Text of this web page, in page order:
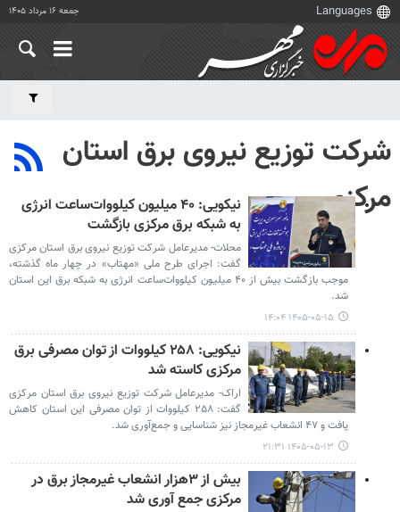
جمعه ۱۶ مرداد ۱۴۰۵
شرکت توزیع نیروی برق استان
مرکزی
نیکویی: ۴۰ میلیون کیلووات‌ساعت انرژی
به شبکه برق مرکزی بازگشت
محلات- مدیرعامل شرکت توزیع نیروی برق استان مرکزی
گفت: اجرای طرح ملی «مهتاب» در چهار ماه گذشته،
موجب بازگشت بیش از ۴۰ میلیون کیلووات‌ساعت انرژی به شبکه برق این استان
شد.
۱۴۰۵-۰۵-۱۵ ۱۴:۰۴
نیکویی: ۲۵۸ کیلووات از توان مصرفی برق
مرکزی کاسته شد
اراک- مدیرعامل شرکت توزیع نیروی برق استان مرکزی
گفت: ۲۵۸ کیلووات از توان مصرفی این استان کاهش
یافت و ۴۷ انشعاب غیرمجاز نیز شناسایی و جمع‌آوری شد.
۱۴۰۵-۰۵-۱۳ ۲۱:۳۱
بیش از ۳هزار انشعاب غیرمجاز برق در
مرکزی جمع آوری شد